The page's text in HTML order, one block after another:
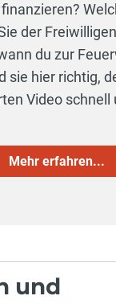
der
du zur
sie hier richtig,
Video schnell
Mehr erfahren...
und